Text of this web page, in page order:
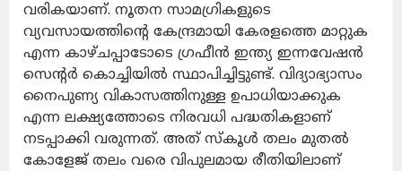
വരികയാണ്. നൂതന സാമഗ്രികളുടെ
വ്യവസായത്തിന്റെ കേന്ദ്രമായി കേരളത്തെ മാറ്റുക
എന്ന കാഴ്ചപ്പാടോടെ ഗ്രഫീൻ ഇന്ത്യ ഇന്നവേഷൻ
സെന്റർ കൊച്ചിയിൽ സ്ഥാപിച്ചിട്ടുണ്ട്. വിദ്യാഭ്യാസം
നൈപുണ്യ വികാസത്തിനുള്ള ഉപാധിയാക്കുക
എന്ന ലക്ഷ്യത്തോടെ നിരവധി പദ്ധതികളാണ്
നടപ്പാക്കി വരുന്നത്. അത് സ്കൂൾ തലം മുതൽ
കോളേജ് തലം വരെ വിപുലമായ രീതിയിലാണ്